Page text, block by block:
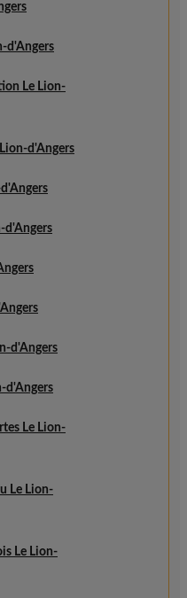
d'Angers
Le Lion-
d'Angers
d'Angers
d'Angers
d'Angers
Le Lion-
Le Lion-
Le Lion-